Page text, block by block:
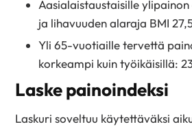
Aasialaistaustaisille
ja lihavuuden alaraja BMI
Yli 65-vuotiaille tervettä
korkeampi kuin työikäisillä:
Laske painoindeksi
Laskuri soveltuu käytettäväksi